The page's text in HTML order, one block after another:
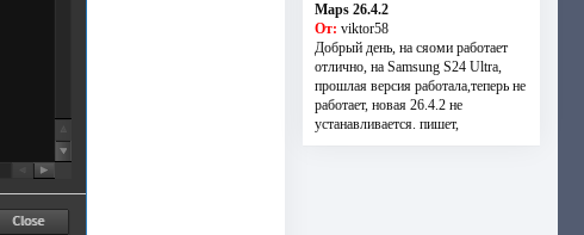
Maps 26.4.2
От: viktor58
Добрый день, на сяоми работает
отлично, на Samsung S24 Ultra,
прошлая версия работала,теперь не
работает, новая 26.4.2 не
устанавливается. пишет,